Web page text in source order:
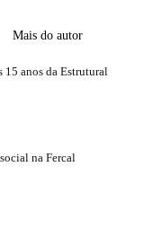
Mais do autor
15 anos da Estrutural
na Fercal